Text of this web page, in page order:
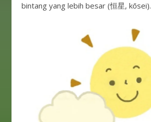
bintang yang lebih besar (恒星, kōsei).